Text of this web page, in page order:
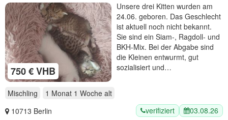
750 € VHB
Unsere drei Kitten wurden am
24.06. geboren. Das Geschlecht
ist aktuell noch nicht bekannt.
Sie sind ein Siam-, Ragdoll- und
BKH-Mix. Bei der Abgabe sind
die Kleinen entwurmt, gut
sozialisiert und…
Mischling 1 Monat 1 Woche alt
10713 Berlin
verifiziert 03.08.26